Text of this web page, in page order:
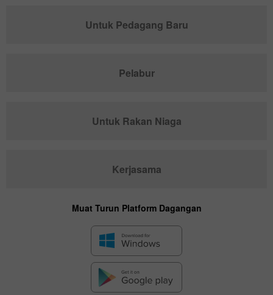
Untuk Pedagang Baru
Pelabur
Untuk Rakan Niaga
Kerjasama
Muat Turun Platform Dagangan